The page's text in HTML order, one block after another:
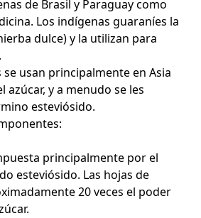
de Brasil y Paraguay como
Los indígenas guaraníes la
dulce) y la utilizan para
usan principalmente en Asia
y a menudo se les
esteviósido.
principalmente por el
esteviósido. Las hojas de
20 veces el poder